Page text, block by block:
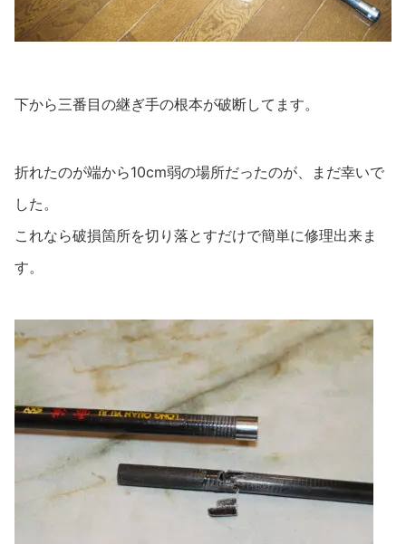
下から三番目の継ぎ手の根本が破断してます。
折れたのが端から10cm弱の場所だったのが、まだ幸いで
した。
これなら破損箇所を切り落とすだけで簡単に修理出来ま
す。